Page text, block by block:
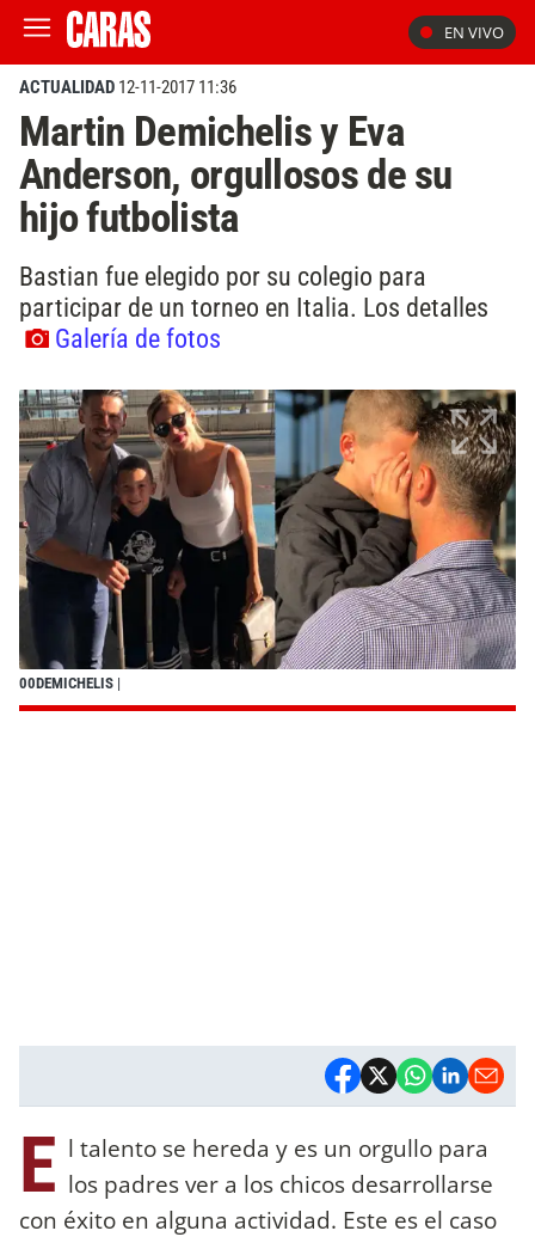
EN VIVO
ACTUALIDAD 12-11-2017 11:36
Martin Demichelis y Eva
Anderson, orgullosos de su
hijo futbolista
Bastian fue elegido por su colegio para
participar de un torneo en Italia. Los detalles
Galería de fotos
00DEMICHELIS |
E l talento se hereda y es un orgullo para
los padres ver a los chicos desarrollarse
con éxito en alguna actividad. Este es el caso